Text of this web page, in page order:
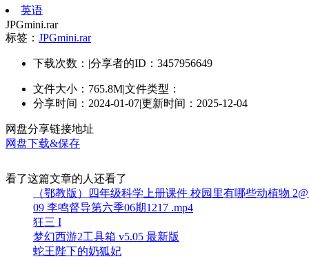
英语
JPGmini.rar
标签： JPGmini.rar
下载次数： |分享者的ID：3457956649
文件大小：765.8M|文件类型：
分享时间：2024-01-07|更新时间：2025-12-04
网盘分享链接地址
网盘下载&保存
看了这篇文章的人还看了
（鄂教版）四年级科学上册课件 校园里有哪些动植物
09 李鸣督导第六季06期1217 .mp4
狂三 I
梦幻西游2工具箱 v5.05 最新版
蛇王陛下的奶狐妃